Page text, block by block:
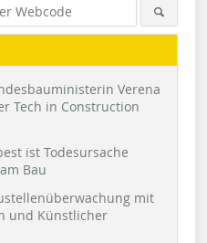
Verena
Tech in Construction
ist Todesursache
Bau
mit
und Künstlicher